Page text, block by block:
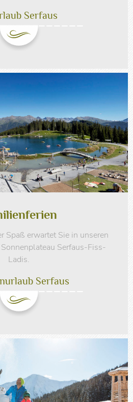
Serfaus
Spaß erwartet Sie in unseren
Serfaus-Fiss-
Ladis.
Serfaus